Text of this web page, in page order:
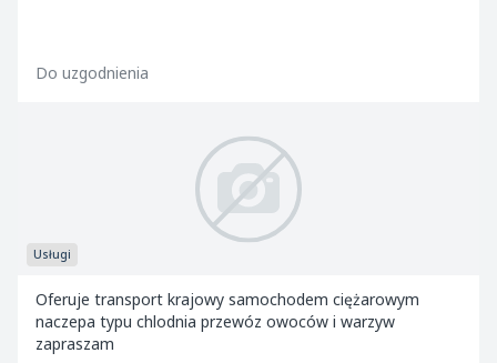
Do uzgodnienia
Usługi
Oferuje transport krajowy samochodem ciężarowym
naczepa typu chlodnia przewóz owoców i warzyw
zapraszam